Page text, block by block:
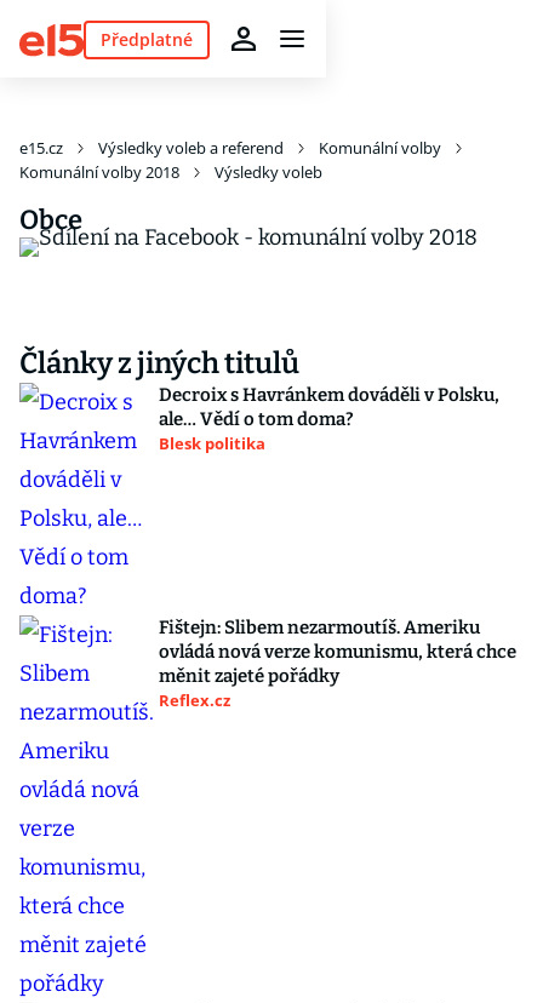
Předplatné
e15.cz Výsledky voleb a referend
Komunální volby
Komunální volby 2018
Výsledky voleb
Obce
Články z jiných titulů
Decroix s Havránkem dováděli v Polsku,
ale… Vědí o tom doma?
Blesk politika
Fištejn: Slibem nezarmoutíš. Ameriku
ovládá nová verze komunismu, která chce
měnit zajeté pořádky
Reflex.cz